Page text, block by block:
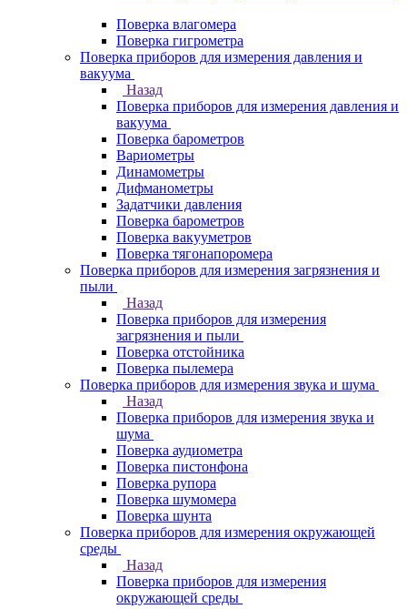
Поверка влагомера
Поверка гигрометра
Поверка приборов для измерения давления и
вакуума
Назад
Поверка приборов для измерения давления и
вакуума
Поверка барометров
Вариометры
Динамометры
Дифманометры
Задатчики давления
Поверка барометров
Поверка вакууметров
Поверка тягонапоромера
Поверка приборов для измерения загрязнения и
пыли
Назад
Поверка приборов для измерения
загрязнения и пыли
Поверка отстойника
Поверка пылемера
Поверка приборов для измерения звука и шума
Назад
Поверка приборов для измерения звука и
шума
Поверка аудиометра
Поверка пистонфона
Поверка рупора
Поверка шумомера
Поверка шунта
Поверка приборов для измерения окружающей
среды
Назад
Поверка приборов для измерения
окружающей среды